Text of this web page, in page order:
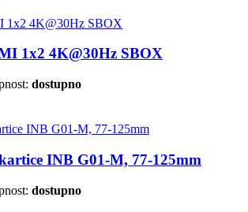
1x2 4K@30Hz SBOX
dostupno
INB G01-M, 77-125mm
dostupno